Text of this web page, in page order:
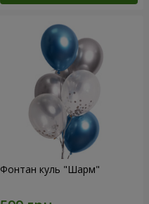
Фонтан куль "Шарм"